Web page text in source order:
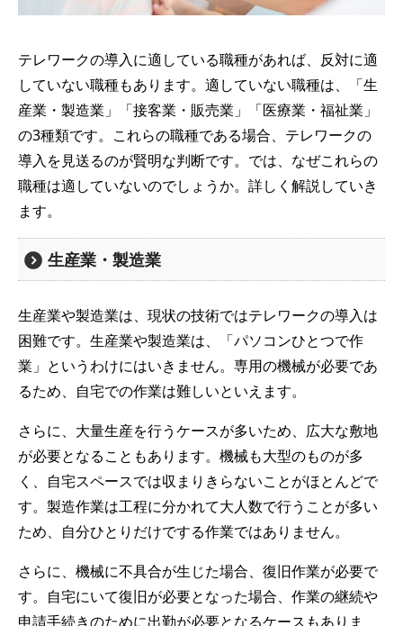
テレワークの導入に適している職種があれば、反対に適
していない職種もあります。適していない職種は、「生
産業・製造業」「接客業・販売業」「医療業・福祉業」
の3種類です。これらの職種である場合、テレワークの
導入を見送るのが賢明な判断です。では、なぜこれらの
職種は適していないのでしょうか。詳しく解説していき
ます。
生産業・製造業
生産業や製造業は、現状の技術ではテレワークの導入は
困難です。生産業や製造業は、「パソコンひとつで作
業」というわけにはいきません。専用の機械が必要であ
るため、自宅での作業は難しいといえます。
さらに、大量生産を行うケースが多いため、広大な敷地
が必要となることもあります。機械も大型のものが多
く、自宅スペースでは収まりきらないことがほとんどで
す。製造作業は工程に分かれて大人数で行うことが多い
ため、自分ひとりだけでする作業ではありません。
さらに、機械に不具合が生じた場合、復旧作業が必要で
す。自宅にいて復旧が必要となった場合、作業の継続や
申請手続きのために出勤が必要となるケースもありま